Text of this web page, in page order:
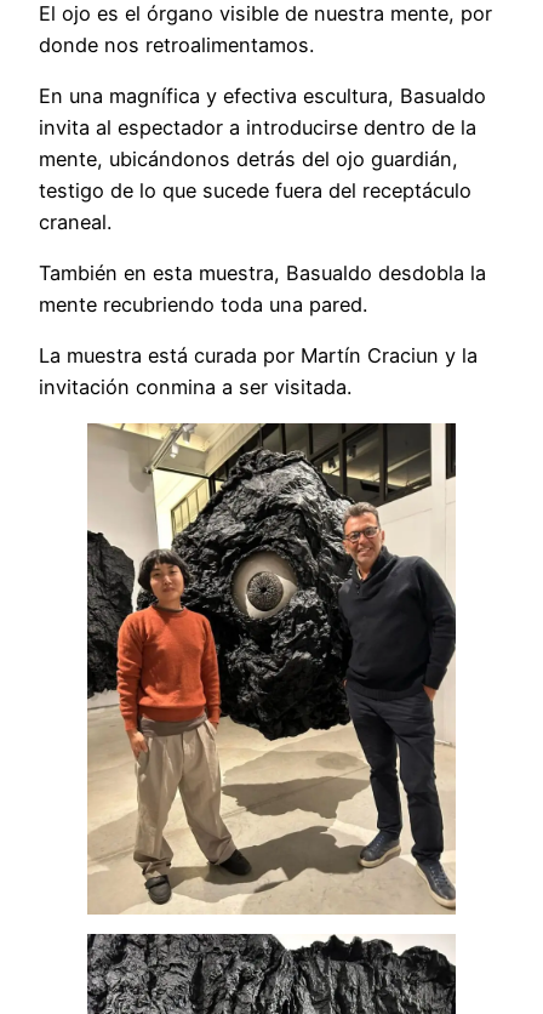
El ojo es el órgano visible de nuestra mente, por
donde nos retroalimentamos.
En una magnífica y efectiva escultura, Basualdo
invita al espectador a introducirse dentro de la
mente, ubicándonos detrás del ojo guardián,
testigo de lo que sucede fuera del receptáculo
craneal.
También en esta muestra, Basualdo desdobla la
mente recubriendo toda una pared.
La muestra está curada por Martín Craciun y la
invitación conmina a ser visitada.